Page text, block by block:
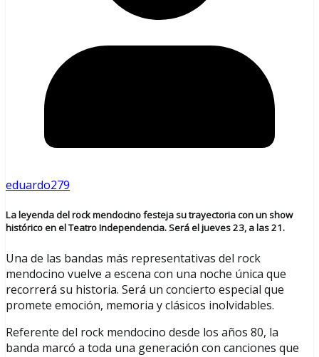
eduardo279
La leyenda del rock mendocino festeja su trayectoria con un show
histórico en el Teatro Independencia. Será el jueves 23, a las 21.
Una de las bandas más representativas del rock
mendocino vuelve a escena con una noche única que
recorrerá su historia. Será un concierto especial que
promete emoción, memoria y clásicos inolvidables.
Referente del rock mendocino desde los años 80, la
banda marcó a toda una generación con canciones que